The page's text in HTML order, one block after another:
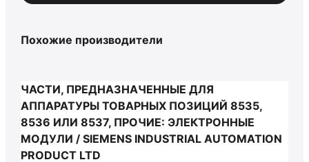
Похожие производители
ЧАСТИ, ПРЕДНАЗНАЧЕННЫЕ ДЛЯ
АППАРАТУРЫ ТОВАРНЫХ ПОЗИЦИЙ 8535,
8536 ИЛИ 8537, ПРОЧИЕ: ЭЛЕКТРОННЫЕ
МОДУЛИ / SIEMENS INDUSTRIAL AUTOMATION
PRODUCT LTD